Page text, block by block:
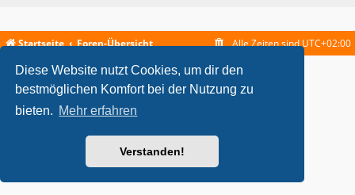
Diese Website nutzt Cookies, um dir den
bestmöglichen Komfort bei der Nutzung zu
bieten. Mehr erfahren
Verstanden!
Startseite Foren-Übersicht Alle Zeiten sindUTC+02:00
metrolike style byEric SeguinUpdated for phpBB3.2 by
Powered byphpBB ® Forum Software © phpBB Limited
phpBB.de
Datenschutz